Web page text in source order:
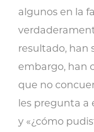
algunos en la
resultado, han
embargo, han
que no
les pregunta a
y «¿cómo